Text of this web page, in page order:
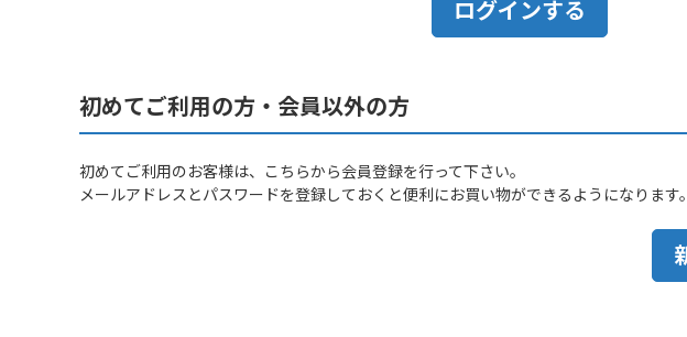
初めてご利用の方・会員以外の方
初めてご利用のお客様は、こちらから会員登録を行って下さい。
メールアドレスとパスワードを登録しておくと便利にお買い物ができるようになります。